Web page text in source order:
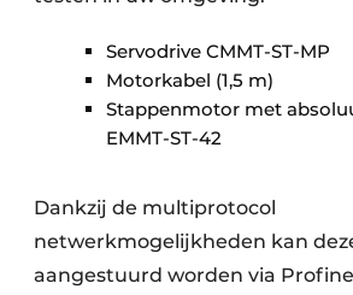
Servodrive CMMT-ST-MP
Motorkabel (1,5 m)
Stappenmotor met
EMMT-ST-42
Dankzij de multiprotocol
netwerkmogelijkheden kan
aangestuurd worden via